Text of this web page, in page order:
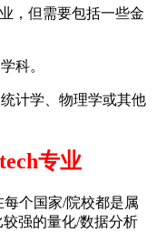
，但需要包括一些金
科。
计学、物理学或其他
专业
个国家/院校都是属
强的量化/数据分析